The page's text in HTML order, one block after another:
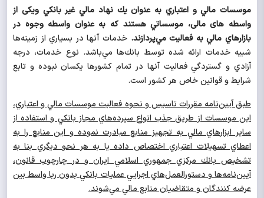
موسسات مالي و اعتباري به عنوان يك نهاد مالي غير بانكي ویکی از
واسطه های مالی، موسساتي هستند كه به عنوان واسطه وجوه در
بازارهاي مالي به فعاليت مي‌پردازند. خدمات آنها در بسياري از زمينه‌ها
شبيه خدمات ارائه شده توسط بانك‌ها مي‌باشد. نوع خدمات، درجه
آزادي و گستردگي فعاليت آنها در تمام كشورها يكسان نبودهو تابع
شرایط و قوانین خاص هر کشور است.
طبق آيين‌نامه مقررات تاسيس و نحوه فعاليت موسسات مالي و اعتباري،
اين موسسات از طريق جذب انواع سپرده‌هاي مجاز بانكي و استفاده از
ساير ابزارهاي مالي به تجهيز منابع مبادرت نموده و اين منابع را به
اعطاي تسهيلات اعتباري اختصاص داده يا به هر نحو ديگري بنا به
تشخيص بانك مركزي جمهوري اسلامي ايران و در چارچوب قانون،
آيين‌نامه‌ها و دستورالعمل‌هاي اجرايي عمليات بانكي بدون ربا واسط بين
عرضه كنندگان و متقاضيان منابع مالي مي‌شوند.